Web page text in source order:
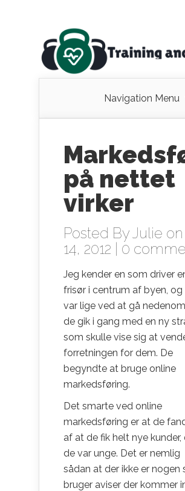
Navigation Menu
på nettet
virker
Posted ByJulie
14, 2012 | 0
Jeg kender en som driver
frisør i centrum af byen, og
var lige ved at gå
de gik i gang med en ny
som skulle vise sig at
forretningen for dem. De
begyndte at bruge online
markedsføring.
Det smarte ved online
markedsføring er at de
af at de fik helt nye kunder,
de var unge. Det er nemlig
sådan at der ikke er nogen
bruger aviser der kommer